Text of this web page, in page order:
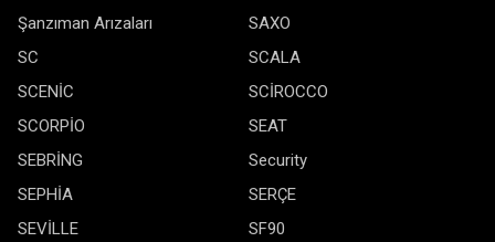
Şanzıman Arızaları
SAXO
SC
SCALA
SCENİC
SCİROCCO
SCORPİO
SEAT
SEBRİNG
Security
SEPHİA
SERÇE
SEVİLLE
SF90